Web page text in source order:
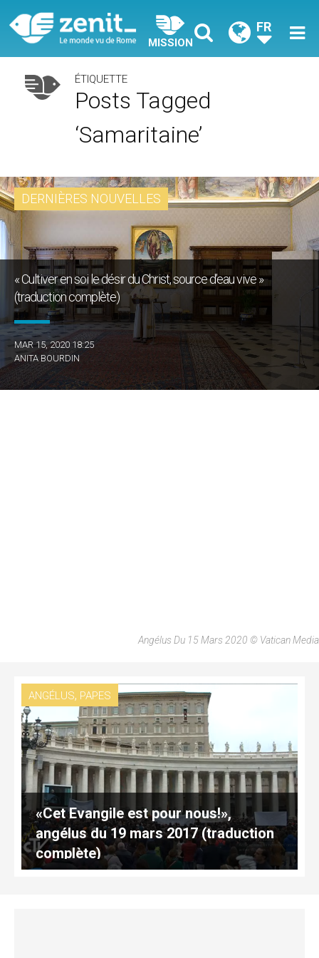
MISSION
FR
ÉTIQUETTE
Posts Tagged
‘Samaritaine’
DERNIÈRES NOUVELLES
« Cultiver en soi le désir du Christ, source d’eau vive »
(traduction complète)
MAR 15, 2020 18:25
ANITA BOURDIN
Angélus Du 15 Mars 2020 © Vatican Media
ANGÉLUS, PAPES
«Cet Evangile est pour nous!»,
angélus du 19 mars 2017 (traduction
complète)